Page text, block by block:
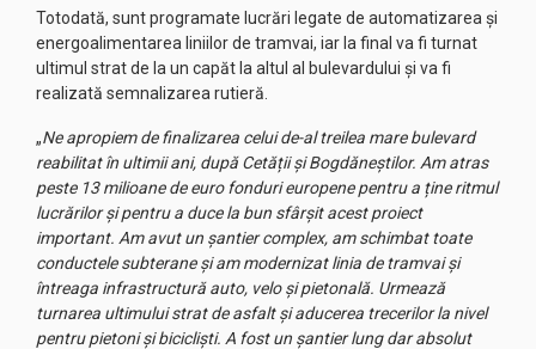
Totodată, sunt programate lucrări legate de automatizarea și
energoalimentarea liniilor de tramvai, iar la final va fi turnat
ultimul strat de la un capăt la altul al bulevardului și va fi
realizată semnalizarea rutieră.
„Ne apropiem de finalizarea celui de-al treilea mare bulevard
reabilitat în ultimii ani, după Cetății și Bogdăneștilor. Am atras
peste 13 milioane de euro fonduri europene pentru a ține ritmul
lucrărilor și pentru a duce la bun sfârșit acest proiect
important. Am avut un șantier complex, am schimbat toate
conductele subterane și am modernizat linia de tramvai și
întreaga infrastructură auto, velo și pietonală. Urmează
turnarea ultimului strat de asfalt și aducerea trecerilor la nivel
pentru pietoni și bicicliști. A fost un șantier lung dar absolut